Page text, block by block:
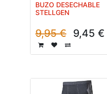
BUZO DESECHABLE
STELLGEN
9,95€ 9,45 €